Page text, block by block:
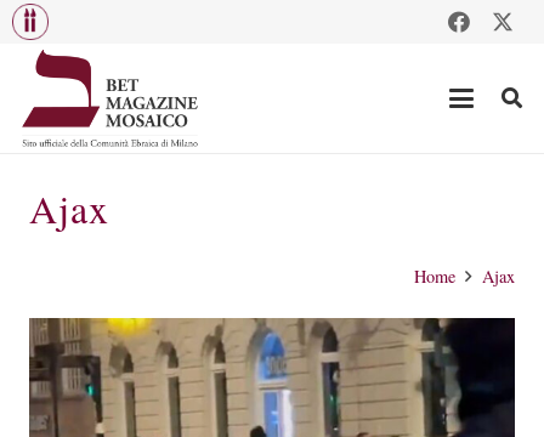
Ajax
Home Ajax